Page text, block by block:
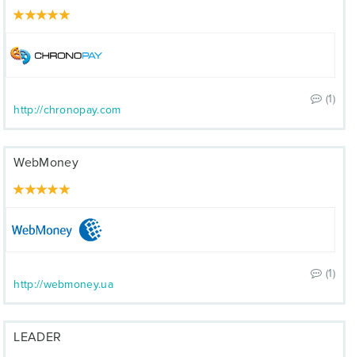
(1)
http://chronopay.com
WebMoney
(1)
http://webmoney.ua
LEADER